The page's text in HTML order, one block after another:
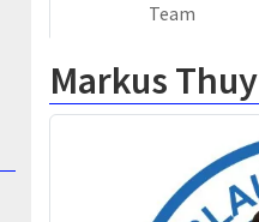
Team
Markus Thuy